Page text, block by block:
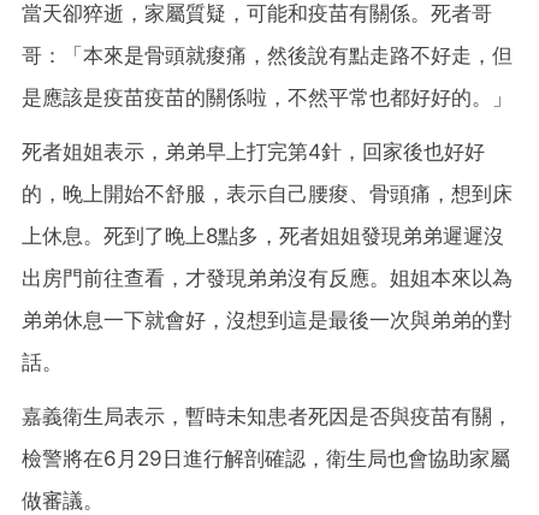
當天卻猝逝，家屬質疑，可能和疫苗有關係。死者哥
哥：「本來是骨頭就痠痛，然後說有點走路不好走，但
是應該是疫苗疫苗的關係啦，不然平常也都好好的。」
死者姐姐表示，弟弟早上打完第4針，回家後也好好
的，晚上開始不舒服，表示自己腰痠、骨頭痛，想到床
上休息。死到了晚上8點多，死者姐姐發現弟弟遲遲沒
出房門前往查看，才發現弟弟沒有反應。姐姐本來以為
弟弟休息一下就會好，沒想到這是最後一次與弟弟的對
話。
嘉義衛生局表示，暫時未知患者死因是否與疫苗有關，
檢警將在6月29日進行解剖確認，衛生局也會協助家屬
做審議。